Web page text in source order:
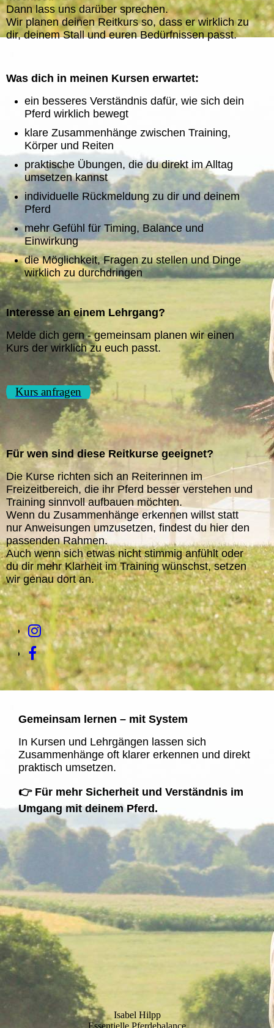
Dann lass uns darüber sprechen.
Wir planen deinen Reitkurs so, dass er wirklich zu
dir, deinem Stall und euren Bedürfnissen passt.
Was dich in meinen Kursen erwartet:
ein besseres Verständnis dafür, wie sich dein
Pferd wirklich bewegt
klare Zusammenhänge zwischen Training,
Körper und Reiten
praktische Übungen, die du direkt im Alltag
umsetzen kannst
individuelle Rückmeldung zu dir und deinem
Pferd
mehr Gefühl für Timing, Balance und
Einwirkung
die Möglichkeit, Fragen zu stellen und Dinge
wirklich zu durchdringen
Interesse an einem Lehrgang?
Melde dich gern - gemeinsam planen wir einen
Kurs der wirklich zu euch passt.
Kurs anfragen
Für wen sind diese Reitkurse geeignet?
Die Kurse richten sich an Reiterinnen im
Freizeitbereich, die ihr Pferd besser verstehen und
Training sinnvoll aufbauen möchten.
Wenn du Zusammenhänge erkennen willst statt
nur Anweisungen umzusetzen, findest du hier den
passenden Rahmen.
Auch wenn sich etwas nicht stimmig anfühlt oder
du dir mehr Klarheit im Training wünschst, setzen
wir genau dort an.
Gemeinsam lernen – mit System
In Kursen und Lehrgängen lassen sich
Zusammenhänge oft klarer erkennen und direkt
praktisch umsetzen.
👉 Für mehr Sicherheit und Verständnis im
Umgang mit deinem Pferd.
Isabel Hilpp